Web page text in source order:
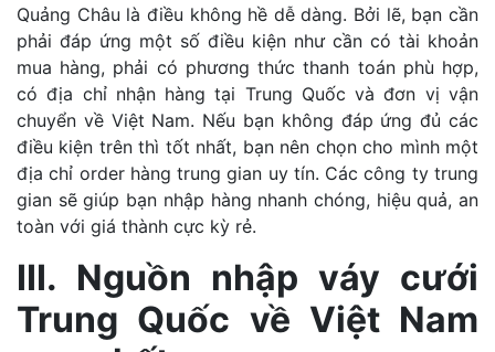
Quảng Châu là điều không hề dễ dàng. Bởi lẽ, bạn cần
phải đáp ứng một số điều kiện như cần có tài khoản
mua hàng, phải có phương thức thanh toán phù hợp,
có địa chỉ nhận hàng tại Trung Quốc và đơn vị vận
chuyển về Việt Nam. Nếu bạn không đáp ứng đủ các
điều kiện trên thì tốt nhất, bạn nên chọn cho mình một
địa chỉ order hàng trung gian uy tín. Các công ty trung
gian sẽ giúp bạn nhập hàng nhanh chóng, hiệu quả, an
toàn với giá thành cực kỳ rẻ.
III. Nguồn nhập váy cưới
Trung Quốc về Việt Nam